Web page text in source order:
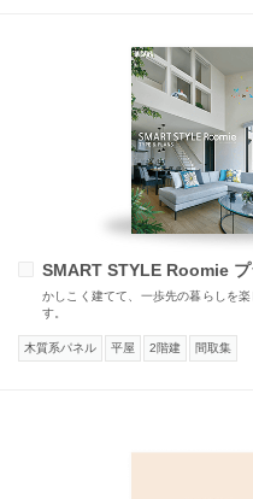
SMART STYLE Roomie
かしこく建てて、一歩先の暮らしを
す。
木質系パネル 平屋 2階建 間取集